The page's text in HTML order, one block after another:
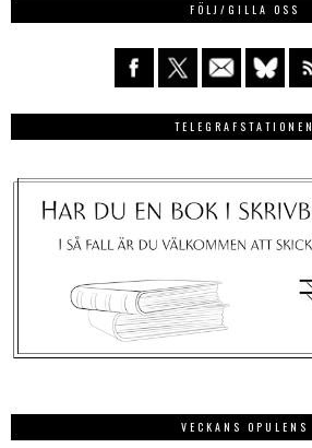
FÖLJ/GILLA OSS
TELEGRAFSTATIONEN
VECKANS OPULENS